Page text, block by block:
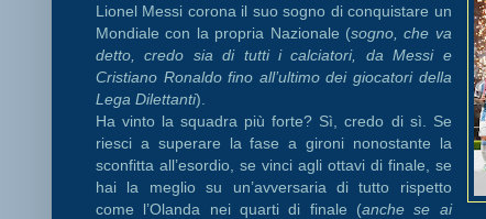
Lionel Messi corona il suo sogno di conquistare un
Mondiale con la propria Nazionale (sogno, che va
detto, credo sia di tutti i calciatori, da Messi e
Cristiano Ronaldo fino all’ultimo dei giocatori della
Lega Dilettanti).
Ha vinto la squadra più forte? Sì, credo di sì. Se
riesci a superare la fase a gironi nonostante la
sconfitta all’esordio, se vinci agli ottavi di finale, se
hai la meglio su un’avversaria di tutto rispetto
come l’Olanda nei quarti di finale (anche se ai